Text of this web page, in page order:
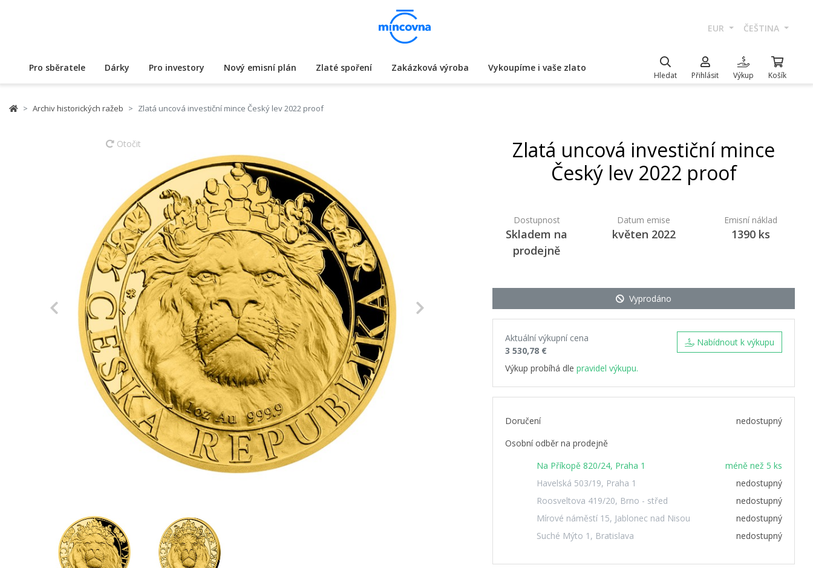
EUR ČEŠTINA
Pro sběratele Dárky Pro investory Nový emisní plán Zlaté spoření Zakázková výroba Vykoupíme i vaše zlato
Hledat Přihlásit Výkup Košík
Archiv historických ražeb Zlatá uncová investiční mince Český lev 2022 proof
Otočit
Previous
Zlatá uncová investiční mince
Český lev 2022 proof
Dostupnost
Skladem na
prodejně
Datum emise
květen 2022
Emisní náklad
1390 ks
Vyprodáno
Aktuální výkupní cena
3 530,78 €
Výkup probíhá dle pravidel výkupu.
Nabídnout k výkupu
Doručení
nedostupný
Osobní odběr na prodejně
Na Příkopě 820/24, Praha 1
méně než 5 ks
Havelská 503/19, Praha 1
nedostupný
Roosveltova 419/20, Brno - střed
nedostupný
Mírové náměstí 15, Jablonec nad Nisou
nedostupný
Suché Mýto 1, Bratislava
nedostupný